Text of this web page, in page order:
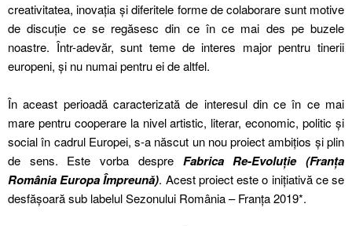
creativitatea, inovația și diferitele forme de colaborare sunt motive
de discuție ce se regăsesc din ce în ce mai des pe buzele
noastre. Într-adevăr, sunt teme de interes major pentru tinerii
europeni, și nu numai pentru ei de altfel.
În aceast perioadă caracterizată de interesul din ce în ce mai
mare pentru cooperare la nivel artistic, literar, economic, politic și
social în cadrul Europei, s-a născut un nou proiect ambițios și plin
de sens. Este vorba despre Fabrica Re-Evoluție (Franța
România Europa Împreună). Acest proiect este o inițiativă ce se
desfășoară sub labelul Sezonului România – Franța 2019*.